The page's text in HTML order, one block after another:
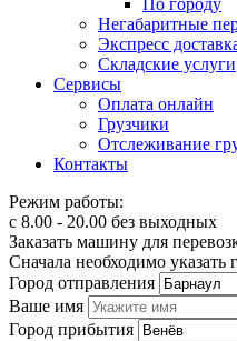
По городу
Негабаритные
Экспресс
Складские услуги
Сервисы
Оплата онлайн
Грузчики
Отслеживание
Контакты
Режим работы:
с 8.00 - 20.00 без выходных
Заказать машину для
Сначала необходимо указать
Город отправления
Ваше имя
Город прибытия